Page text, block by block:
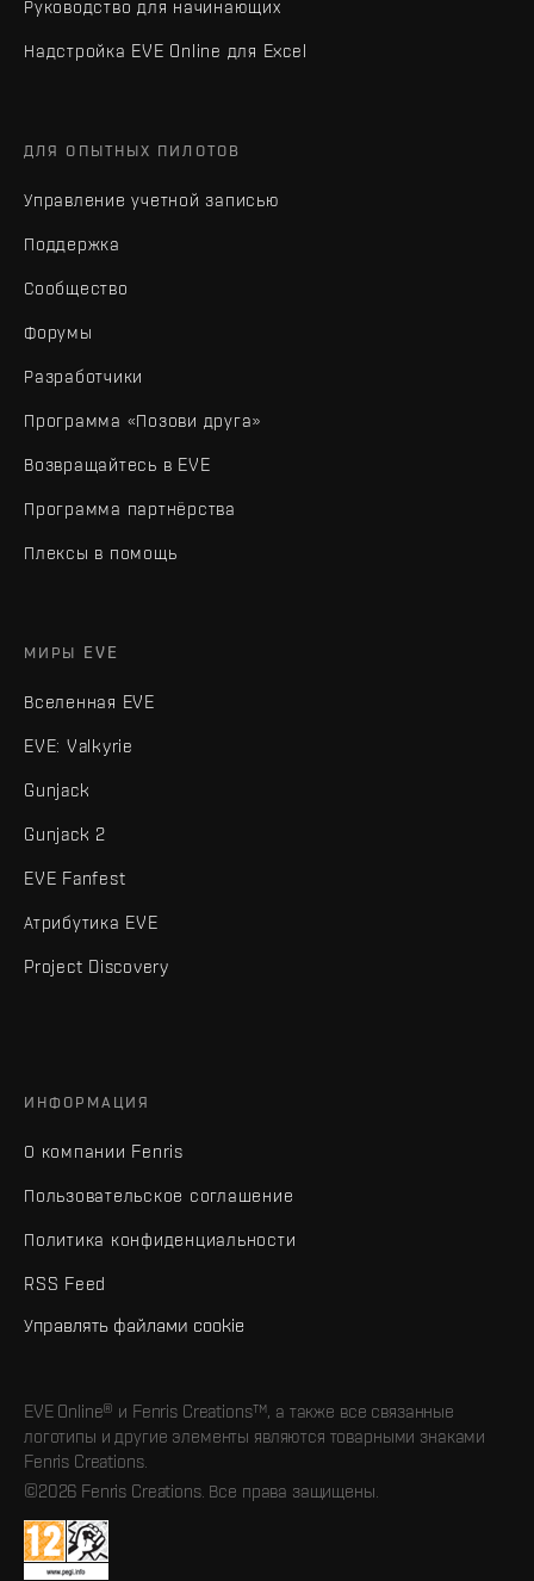
Руководство для начинающих
Надстройка EVE Online для Excel
ДЛЯ ОПЫТНЫХ ПИЛОТОВ
Управление учетной записью
Поддержка
Сообщество
Форумы
Разработчики
Программа «Позови друга»
Возвращайтесь в EVE
Программа партнёрства
Плексы в помощь
МИРЫ EVE
Вселенная EVE
EVE: Valkyrie
Gunjack
Gunjack 2
EVE Fanfest
Атрибутика EVE
Project Discovery
ИНФОРМАЦИЯ
О компании Fenris
Пользовательское соглашение
Политика конфиденциальности
RSS Feed
Управлять файлами cookie
EVE Online® и Fenris Creations™, а также все связанные
логотипы и другие элементы являются товарными знаками
Fenris Creations.
©2026 Fenris Creations. Все права защищены.